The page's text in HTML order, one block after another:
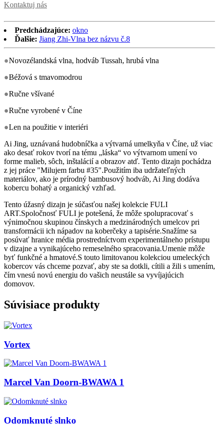
Kontaktuj nás
Predchádzajúce: okno
Ďalšie: Jiang Zhi-Vlna bez názvu č.8
●Novozélandská vlna, hodváb Tussah, hrubá vlna
●Béžová s tmavomodrou
●Ručne všívané
●Ručne vyrobené v Číne
●Len na použitie v interiéri
Ai Jing, uznávaná hudobníčka a výtvarná umelkyňa v Číne, už viac
ako desať rokov tvorí na tému „láska“ vo výtvarnom umení vo
forme malieb, sôch, inštalácií a obrazov atď. Tento dizajn pochádza
z jej práce "Milujem farbu #35".Použitím iba udržateľných
materiálov, ako je prírodný bambusový hodváb, Ai Jing dodáva
kobercu bohatý a organický vzhľad.
Tento úžasný dizajn je súčasťou našej kolekcie FULI
ART.Spoločnosť FULI je potešená, že môže spolupracovať s
výnimočnou skupinou čínskych a medzinárodných umelcov pri
transformácii ich nápadov na koberčeky a tapisérie.Snažíme sa
posúvať hranice média prostredníctvom experimentálneho prístupu
v dizajne a vynikajúceho remeselného spracovania.Umenie môže
byť funkčné a hmatové.S touto limitovanou kolekciou umeleckých
kobercov vás chceme pozvať, aby ste sa dotkli, cítili a žili s umením,
čím vnesú novú energiu do vašich neustále sa vyvíjajúcich
domovov.
Súvisiace produkty
Vortex
Marcel Van Doorn-BWAWA 1
Odomknuté slnko